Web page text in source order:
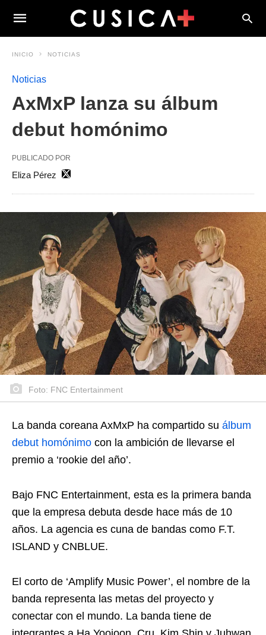
INICIO NOTICIAS
Noticias
AxMxP lanza su álbum
debut homónimo
PUBLICADO POR
Eliza Pérez
Foto: FNC Entertainment
La banda coreana AxMxP ha compartido su álbum
debut homónimo con la ambición de llevarse el
premio a ‘rookie del año’.
Bajo FNC Entertainment, esta es la primera banda
que la empresa debuta desde hace más de 10
años. La agencia es cuna de bandas como F.T.
ISLAND y CNBLUE.
El corto de ‘Amplify Music Power’, el nombre de la
banda representa las metas del proyecto y
conectar con el mundo. La banda tiene de